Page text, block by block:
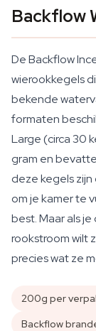
Backflow
De Backflow
wierookkegels
bekende
formaten
Large (circa 30
gram en
deze kegels
om je kamer te
best. Maar als
rookstroom wilt
precies wat ze
200g per
Backflow